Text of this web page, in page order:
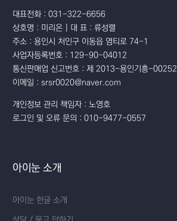
대표전화 : 031-322-6656
상호명 : 미리온 | 대 표 : 류성렬
주소 : 용인시 처인구 이동읍 염티로 74-1
사업자등록번호 : 129-90-04012
통신판매업 신고번호 : 제 2013-용인기흥-00252
이메일 : srsr0020@naver.com
개인정보 관리 책임자 : 노영호
로그인 및 오류 문의 : 010-9477-0557
아이눈 소개
아이눈 한글 소개